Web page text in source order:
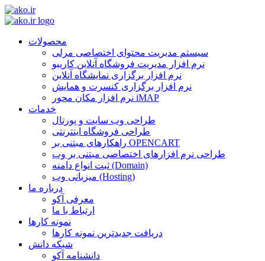
محصولات
سیستم مدیریت محتوای اختصاصی مرلی
نرم افزار مدیریت فروشگاه آنلاین کاریبو
نرم افزار برگزاری نمایشگاه آنلاین
نرم افزار برگزاری کنسرت و همایش
نرم افزار مکان محور iMAP
خدمات
طراحی وب سایت و پورتال
طراحی فروشگاه اینترنتی
راهکارهای مبتنی بر OPENCART
طراحی نرم افزارهای اختصاصی مبتنی بر وب
ثبت انواع دامنه (Domain)
میزبانی وب (Hosting)
درباره ما
معرفی آکو
ارتباط با ما
نمونه کارها
دریافت جدیدترین نمونه کارها
شبکه دانش
دانشنامه آکو